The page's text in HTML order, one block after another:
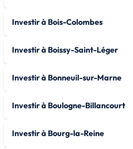
Investir à Bois-Colombes
Investir à Boissy-Saint-Léger
Investir à Bonneuil-sur-Marne
Investir à Boulogne-Billancourt
Investir à Bourg-la-Reine